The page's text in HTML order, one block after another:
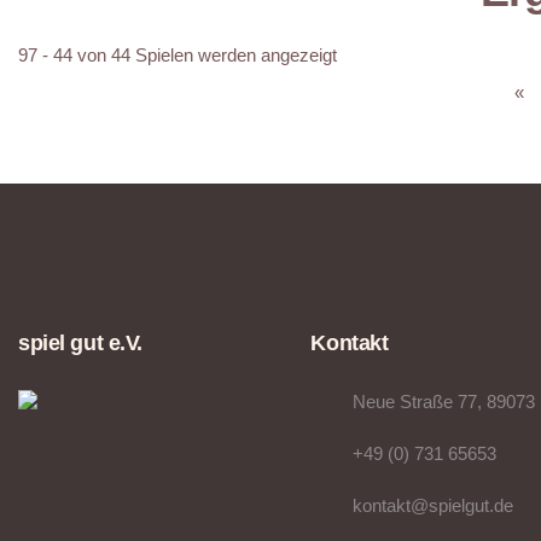
97 - 44 von 44 Spielen werden angezeigt
«
spiel gut e.V. Kontakt
Neue Straße 77, 89073
+49 (0) 731 65653
kontakt@spielgut.de